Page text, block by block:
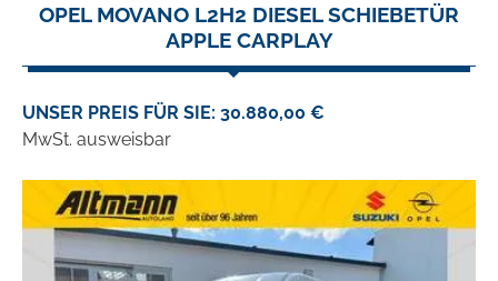
OPEL MOVANO L2H2 DIESEL SCHIEBETÜR
APPLE CARPLAY
UNSER PREIS FÜR SIE: 30.880,00 €
MwSt. ausweisbar